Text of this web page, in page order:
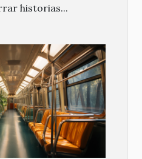
historias...